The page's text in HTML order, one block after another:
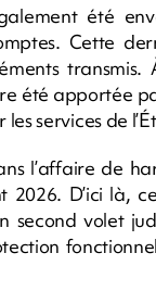
été
Cette
été apportée
services de
l’affaire de
2026. D’ici là,
second volet